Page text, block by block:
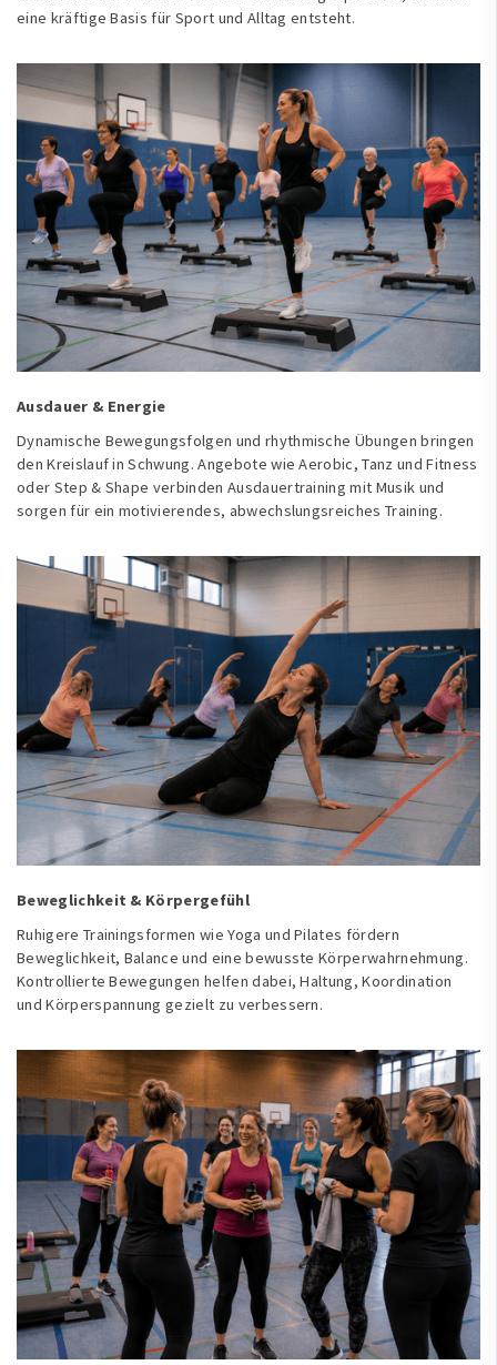
eine kräftige Basis für Sport und Alltag entsteht.
Ausdauer & Energie
Dynamische Bewegungsfolgen und rhythmische Übungen bringen
den Kreislauf in Schwung. Angebote wie Aerobic, Tanz und Fitness
oder Step & Shape verbinden Ausdauertraining mit Musik und
sorgen für ein motivierendes, abwechslungsreiches Training.
Beweglichkeit & Körpergefühl
Ruhigere Trainingsformen wie Yoga und Pilates fördern
Beweglichkeit, Balance und eine bewusste Körperwahrnehmung.
Kontrollierte Bewegungen helfen dabei, Haltung, Koordination
und Körperspannung gezielt zu verbessern.